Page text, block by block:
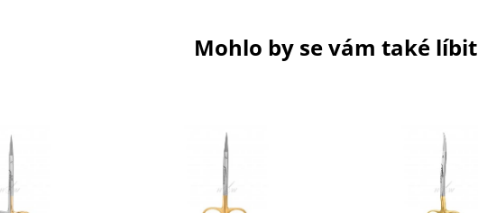
Mohlo by se vám také líbit